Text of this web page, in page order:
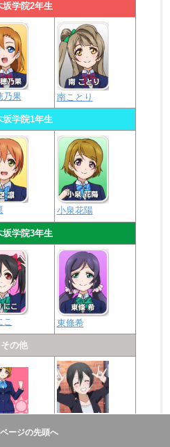
坂学院2年生
乃果 南ことり
坂学院1年生
小泉花陽
坂学院3年生
こ 東條希
その他
ト
ージの先頭へ